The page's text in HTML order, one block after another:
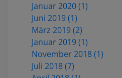
Januar 2020 (1)
Juni 2019 (1)
März 2019 (2)
Januar 2019 (1)
November 2018 (1)
Juli 2018 (7)